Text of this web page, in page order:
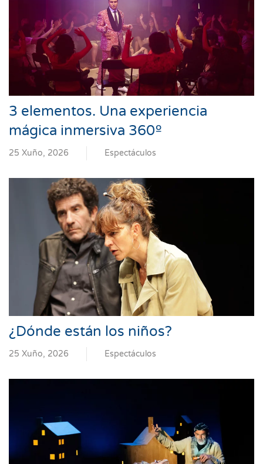
3 elementos. Una experiencia
mágica inmersiva 360º
25 Xuño, 2026 Espectáculos
¿Dónde están los niños?
25 Xuño, 2026 Espectáculos